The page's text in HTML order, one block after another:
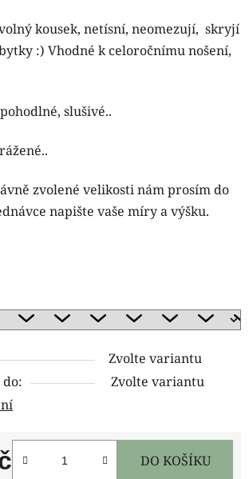
kousek, netísní, neomezují, skryjí
:) Vhodné k celoročnímu nošení,
slušivé..
zvolené velikosti nám prosím do
napište vaše míry a výšku.
Zvolte variantu
Zvolte variantu
DO KOŠÍKU